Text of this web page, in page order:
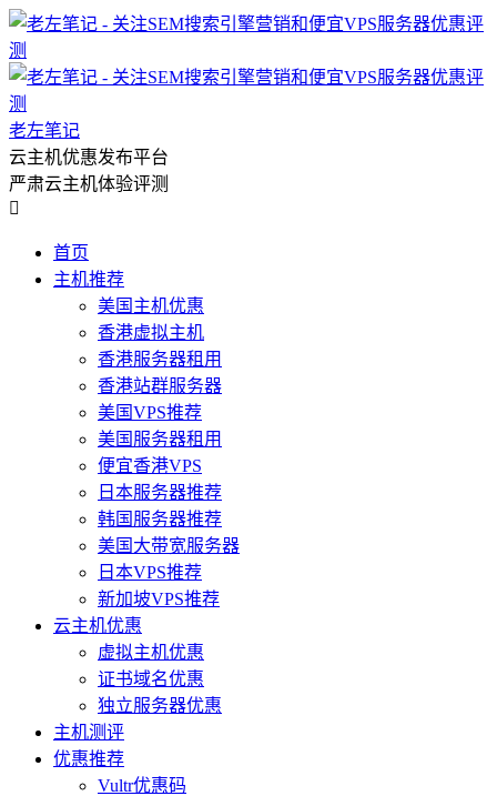
老左笔记
云主机优惠发布平台
严肃云主机体验评测

首页
主机推荐
美国主机优惠
香港虚拟主机
香港服务器租用
香港站群服务器
美国VPS推荐
美国服务器租用
便宜香港VPS
日本服务器推荐
韩国服务器推荐
美国大带宽服务器
日本VPS推荐
新加坡VPS推荐
云主机优惠
虚拟主机优惠
证书域名优惠
独立服务器优惠
主机测评
优惠推荐
Vultr优惠码